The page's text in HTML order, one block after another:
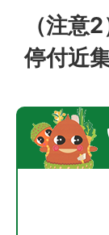
（注意
停付近